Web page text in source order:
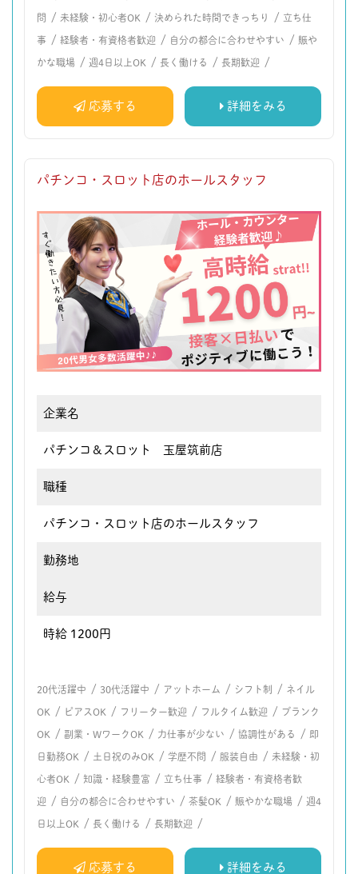
問 / 未経験・初心者OK / 決められた時間できっちり / 立ち仕
事 / 経験者・有資格者歓迎 / 自分の都合に合わせやすい / 賑や
かな職場 / 週4日以上OK / 長く働ける / 長期歓迎 /
応募する 詳細をみる
パチンコ・スロット店のホールスタッフ
企業名
パチンコ＆スロット 玉屋筑前店
職種
パチンコ・スロット店のホールスタッフ
勤務地
給与
時給 1200円
20代活躍中 / 30代活躍中 / アットホーム / シフト制 / ネイル
OK / ピアスOK / フリーター歓迎 / フルタイム歓迎 / ブランク
OK / 副業・WワークOK / 力仕事が少ない / 協調性がある / 即
日勤務OK / 土日祝のみOK / 学歴不問 / 服装自由 / 未経験・初
心者OK / 知識・経験豊富 / 立ち仕事 / 経験者・有資格者歓
迎 / 自分の都合に合わせやすい / 茶髪OK / 賑やかな職場 / 週4
日以上OK / 長く働ける / 長期歓迎 /
応募する 詳細をみる